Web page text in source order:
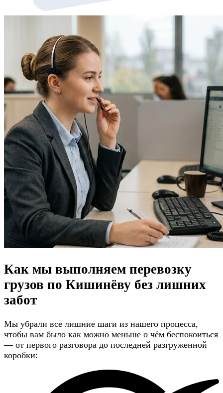
Как мы выполняем перевозку
грузов по Кишинёву без лишних
забот
Мы убрали все лишние шаги из нашего процесса,
чтобы вам было как можно меньше о чём беспокоиться
— от первого разговора до последней разгруженной
коробки: